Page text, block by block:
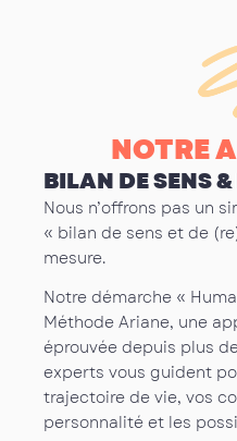
NOTRE
BILAN DE SENS
Nous n’offrons pas un
« bilan de sens et de
mesure.
Notre démarche «
Méthode Ariane, une
éprouvée depuis plus
experts vous guident
trajectoire de vie, vos
personnalité et les